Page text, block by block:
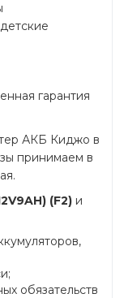
гарантия
АКБ Киджо в
принимаем в
(F2) и
обязательств